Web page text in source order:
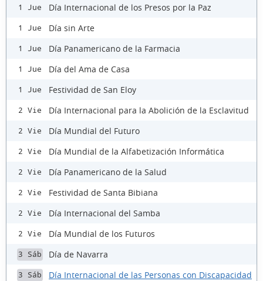
1 Jue Día Internacional de los Presos por la Paz
1 Jue Día sin Arte
1 Jue Día Panamericano de la Farmacia
1 Jue Día del Ama de Casa
1 Jue Festividad de San Eloy
2 Vie Día Internacional para la Abolición de la Esclavitud
2 Vie Día Mundial del Futuro
2 Vie Día Mundial de la Alfabetización Informática
2 Vie Día Panamericano de la Salud
2 Vie Festividad de Santa Bibiana
2 Vie Día Internacional del Samba
2 Vie Día Mundial de los Futuros
3 Sáb Día de Navarra
3 Sáb Día Internacional de las Personas con Discapacidad